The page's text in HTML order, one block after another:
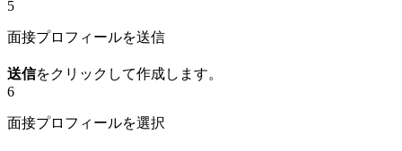
5
面接プロフィールを送信
送信をクリックして作成します。
6
面接プロフィールを選択